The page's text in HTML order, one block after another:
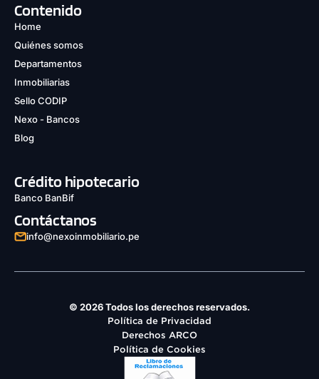
Contenido
Home
Quiénes somos
Departamentos
Inmobiliarias
Sello CODIP
Nexo - Bancos
Blog
Crédito hipotecario
Banco BanBif
Contáctanos
info@nexoinmobiliario.pe
© 2026 Todos los derechos reservados.
Política de Privacidad
Derechos ARCO
Política de Cookies